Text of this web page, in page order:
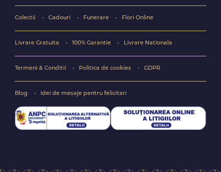
Colectii Cadouri Funerare Flori Online
Livrare Gratuita 100% Garantie Livrare Nationala
Termeni & Conditii Politica de cookies GDPR
Blog Idei de mesaje pentru felicitari